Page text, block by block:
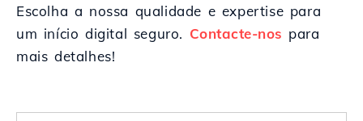
Escolha a nossa qualidade e expertise para
um início digital seguro. Contacte-nos para
mais detalhes!